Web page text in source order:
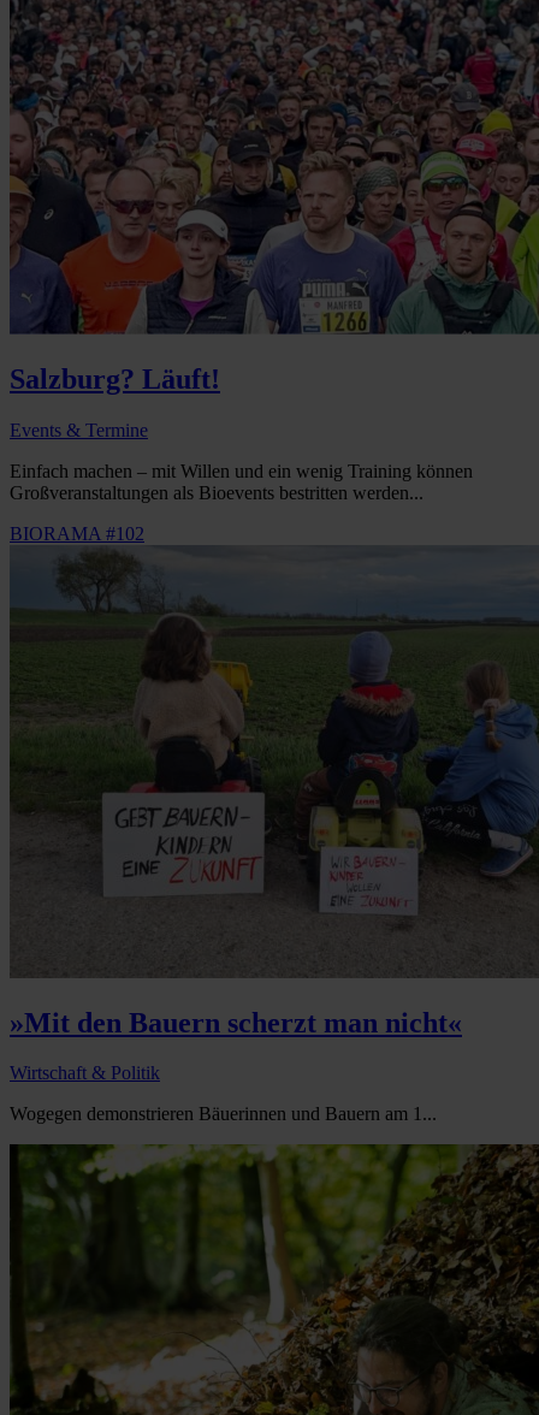
Salzburg? Läuft!
Events & Termine
Einfach machen – mit Willen und ein wenig Training können
Großveranstaltungen als Bioevents bestritten werden...
BIORAMA #102
»Mit den Bauern scherzt man nicht«
Wirtschaft & Politik
Wogegen demonstrieren Bäuerinnen und Bauern am 1...